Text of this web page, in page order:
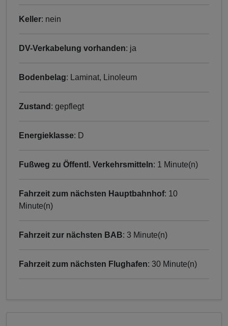
Keller: nein
DV-Verkabelung vorhanden: ja
Bodenbelag: Laminat, Linoleum
Zustand : gepflegt
Energieklasse: D
Fußweg zu Öffentl. Verkehrsmitteln: 1 Minute(n)
Fahrzeit zum nächsten Hauptbahnhof: 10
Minute(n)
Fahrzeit zur nächsten BAB: 3 Minute(n)
Fahrzeit zum nächsten Flughafen: 30 Minute(n)